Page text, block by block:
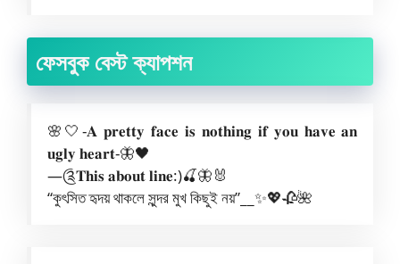
ফেসবুক বেস্ট ক্যাপশন
🌸🤍-𝐀 𝐩𝐫𝐞𝐭𝐭𝐲 𝐟𝐚𝐜𝐞 𝐢𝐬 𝐧𝐨𝐭𝐡𝐢𝐧𝐠 𝐢𝐟 𝐲𝐨𝐮 𝐡𝐚𝐯𝐞 𝐚𝐧
𝐮𝐠𝐥𝐲 𝐡𝐞𝐚𝐫𝐭-🦋🖤
—༊𝐓𝐡𝐢𝐬 𝐚𝐛𝐨𝐮𝐭 𝐥𝐢𝐧𝐞:)🍒🦋🐰
“কুৎসিত হৃদয় থাকলে সুন্দর মুখ কিছুই নয়”__✨💖🥀🌺